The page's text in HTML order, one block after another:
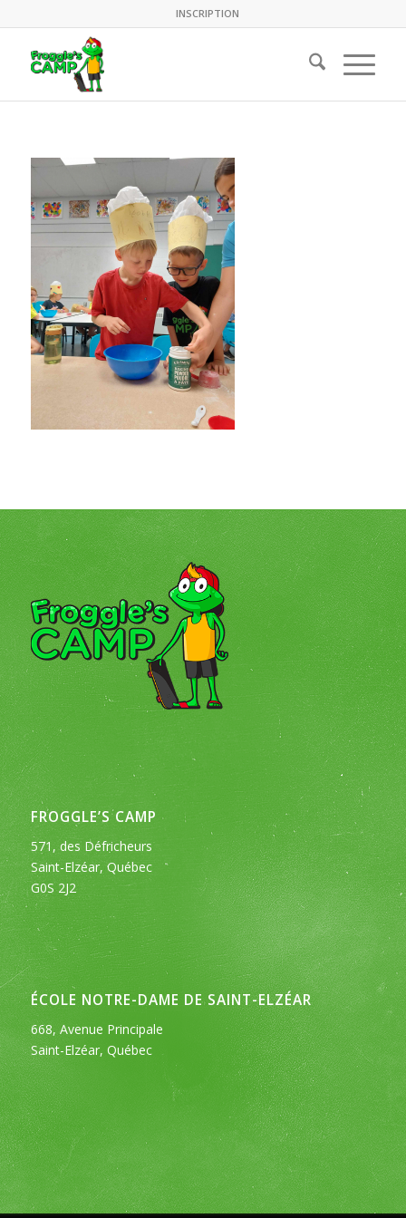
INSCRIPTION
FROGGLE’S CAMP
571, des Défricheurs
Saint-Elzéar, Québec
G0S 2J2
ÉCOLE NOTRE-DAME DE SAINT-ELZÉAR
668, Avenue Principale
Saint-Elzéar, Québec